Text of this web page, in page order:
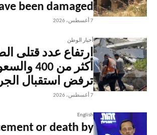
been damaged
7 أغسطس، 2026
أخبار الوطن
ارتفاع عدد قتلى
أكثر من 400
ترفض استقبال
7 أغسطس، 2026
English
or death by